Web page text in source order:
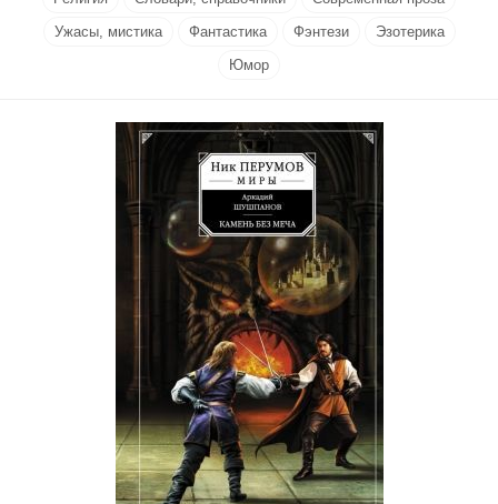
Ужасы, мистика
Фантастика Фэнтези
Эзотерика
Юмор